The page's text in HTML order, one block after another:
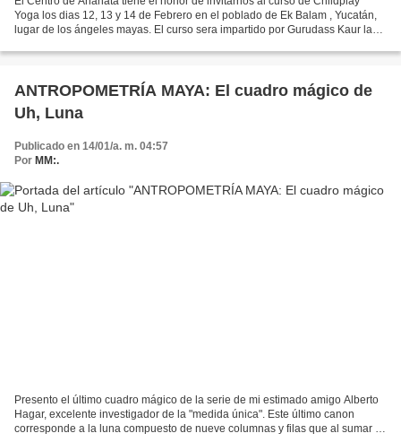
Yoga los dias 12, 13 y 14 de Febrero en el poblado de Ek Balam , Yucatán,
lugar de los ángeles mayas. El curso sera impartido por Gurudass Kaur la
ANTROPOMETRÍA MAYA: El cuadro mágico de
Uh, Luna
Publicado en 14/01/a. m. 04:57
Por MM:.
Presento el último cuadro mágico de la serie de mi estimado amigo Alberto
Hagar, excelente investigador de la "medida única". Este último canon
corresponde a la luna compuesto de nueve columnas y filas que al sumar el